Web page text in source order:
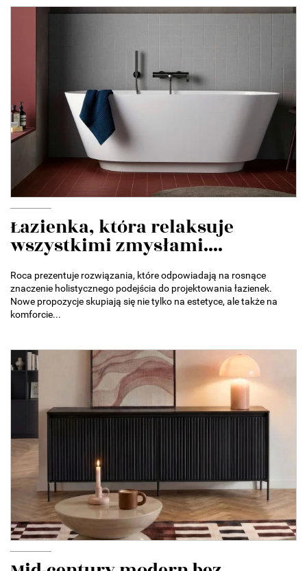
Łazienka, która relaksuje
wszystkimi zmysłami....
Roca prezentuje rozwiązania, które odpowiadają na rosnące
znaczenie holistycznego podejścia do projektowania łazienek.
Nowe propozycje skupiają się nie tylko na estetyce, ale także na
komforcie...